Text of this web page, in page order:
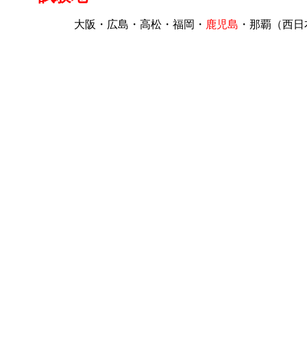
大阪・広島・高松・福岡・ 鹿児島 ・那覇（西